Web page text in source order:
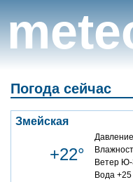
Погода сейчас
Змейская
+22°
Ветер Ю-
Вода +25